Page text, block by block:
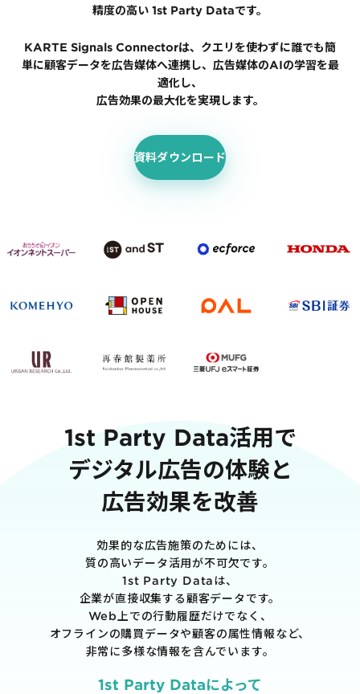
リアルタイムユーザー解析
ユーザー分析
リアルタイムフィードバ
カスタマーサポート
VoC活用
A/Bテスト
広告ダッシュボード
PaaS
「うちの子に合う学びはどれ？」に応えるために。「進研ゼミ」のベネッ
KARTEで挑む、お客様の期待に合わせた体験設計
「どうせ使いこなせない」からの脱却。丸井がKARTEで築いたリピート顧
購入前の「迷い」をAIエージェントで即時解決。問い合わせ電話の対応
1st Party Dataを活用したコンバージョン補完で広告効果を改善
BIプロダクトCodatumでの実践方法もご紹介
KARTEデータ活用のためのAI分析入門
します。 マーケター自身で分析からアクションまでを自走するための「基
ロダクト「Codatum」を使った具体的な分析の進め方をお伝えします。
KARTEの機能やお客様の声、活用事例を紹介しています。Webサイト/ア
イト内外での顧客データ活用と事例集のセットです。
プロフェッショナルサービス「PLAID ALPHA」
セキュリティ
KARTE SLA
精度の高い 1st Party Dataです。
KARTE Signals Connectorは、クエリを使わずに誰でも簡
単に顧客データを広告媒体へ連携し、広告媒体のAIの学習を最
適化し、
広告効果の最大化を実現します。
資料ダウンロード
1st Party Data活用で
デジタル広告の体験と
広告効果を改善
効果的な広告施策のためには、
質の高いデータ活用が不可欠です。
1st Party Dataは、
企業が直接収集する顧客データです。
Web上での行動履歴だけでなく、
オフラインの購買データや顧客の属性情報など、
非常に多様な情報を含んでいます。
1st Party Dataによって